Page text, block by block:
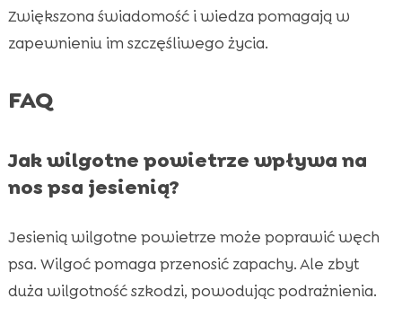
Zwiększona świadomość i wiedza pomagają w
zapewnieniu im szczęśliwego życia.
FAQ
Jak wilgotne powietrze wpływa na
nos psa jesienią?
Jesienią wilgotne powietrze może poprawić węch
psa. Wilgoć pomaga przenosić zapachy. Ale zbyt
duża wilgotność szkodzi, powodując podrażnienia.